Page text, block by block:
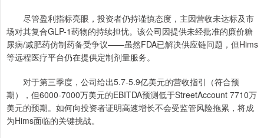
尽管盈利指标亮眼，投资者仍持谨慎态度，主因营收未达标及市
场对其复合GLP-1药物的持续担忧。该公司因提供未经批准的廉价糖
尿病/减肥药仿制药备受争议——虽然FDA已解决供应链问题，但Hims
等远程医疗平台仍在提供定制剂量服务。
对于第三季度，公司给出5.7-5.9亿美元的营收指引（符合预
期），但6000-7000万美元的EBITDA预测低于StreetAccount 7710万
美元的预期。如何向投资者证明高速增长不会受监管风险拖累，将成
为Hims面临的关键挑战。